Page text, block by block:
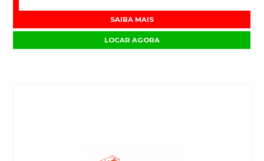
SAIBA MAIS
LOCAR AGORA